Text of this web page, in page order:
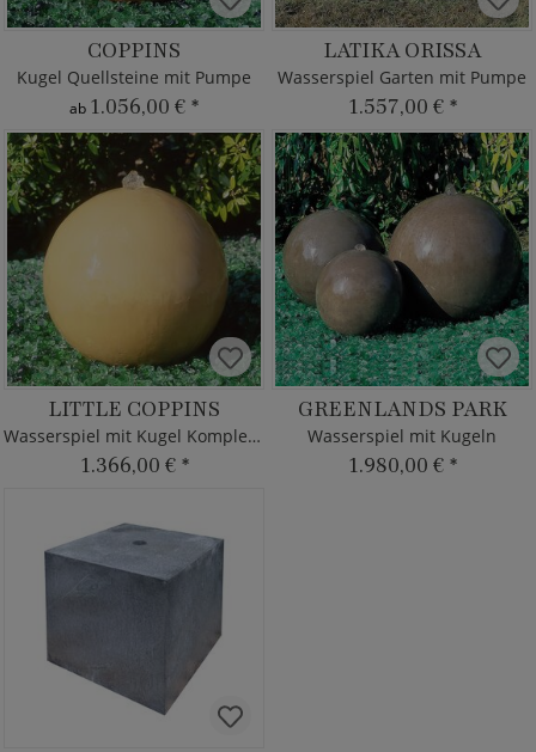
COPPINS
Kugel Quellsteine mit Pumpe
ab 1.056,00 € *
LATIKA ORISSA
Wasserspiel Garten mit Pumpe
1.557,00 € *
LITTLE COPPINS
Wasserspiel mit Kugel Komplettset
1.366,00 € *
GREENLANDS PARK
Wasserspiel mit Kugeln
1.980,00 € *